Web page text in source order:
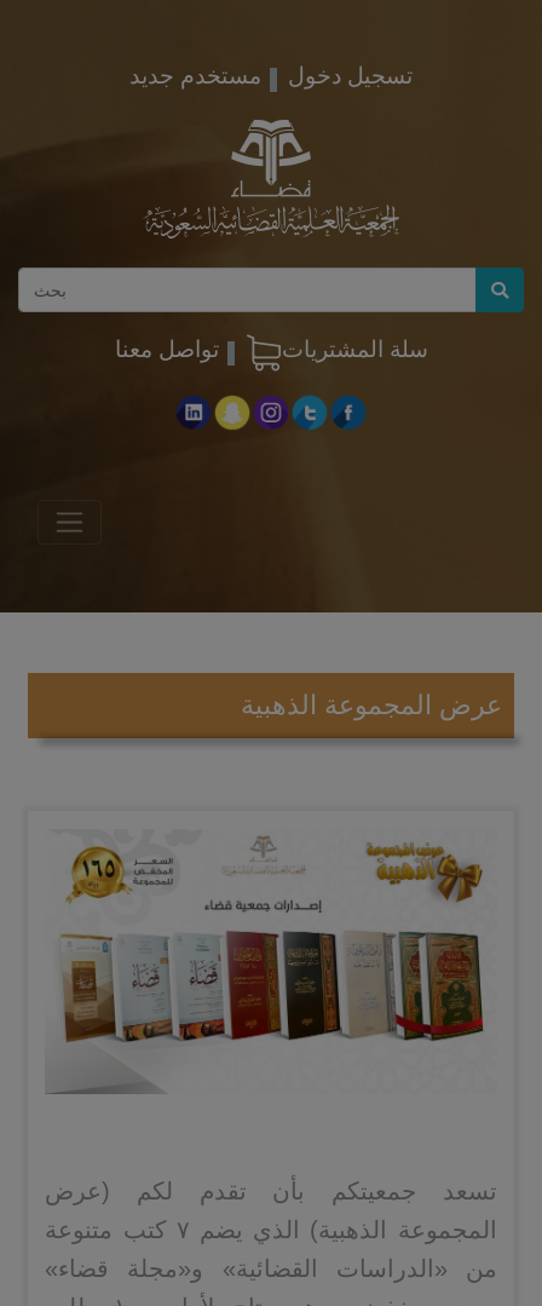
مستخدم جديد تسجيل دخول
تواصل معنا سلة المشتريات
عرض المجموعة الذهبية
تسعد جمعيتكم بأن تقدم لكم (عرض
المجموعة الذهبية) الذي يضم ٧ كتب متنوعة
من «الدراسات القضائية» و«مجلة قضاء»